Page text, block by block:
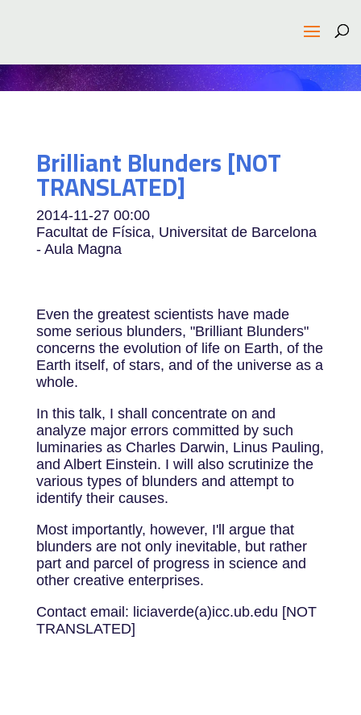
Brilliant Blunders [NOT
TRANSLATED]
2014-11-27 00:00
Facultat de Física, Universitat de Barcelona
- Aula Magna
Even the greatest scientists have made
some serious blunders, "Brilliant Blunders"
concerns the evolution of life on Earth, of the
Earth itself, of stars, and of the universe as a
whole.
In this talk, I shall concentrate on and
analyze major errors committed by such
luminaries as Charles Darwin, Linus Pauling,
and Albert Einstein. I will also scrutinize the
various types of blunders and attempt to
identify their causes.
Most importantly, however, I'll argue that
blunders are not only inevitable, ­but rather
part and parcel of progress in science and
other creative enterprises.
Contact email: liciaverde(a)icc.ub.edu [NOT
TRANSLATED]